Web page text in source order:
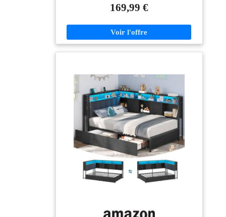
même temps. Merci d'être patient ou de nous contacter
pour la livraison du deuxième colis avant d'assembler
Astucieux】Gardez vos lunettes, portables en charge
et télécommandes accessibles dans 2 étagères ouvertes
sans effort pour un accès facile. 26 cm de dégagement
sous sol offrira 40% plus d'espace que lit traditionnel,
gardera vos valises, boîte de rangement et vêtement
hors saison hors de regard et de la poussière. Ce lit 2
places maximisera l’espace et répondra à vos divers
besoins de rangement, idéal pour les petits chambres et
appartements。 【Ambiance LED RVB & Multiprise
Intégrée】Éliminez le stress de charge et d'éclairage
nocturne, ce lit banquette dispose d'un ruban LED et
d'une multiprise. 3 ports USB et 1 Type-C offrent la
solution de charge idéale pour vos téléphones, iPad,
réveils, etc. Personnalisez la couleur d'éclairage,
luminosité, mode d'éclairage et fonction de minuterie
de musique. Ce lit gigogne 2 places répondant à vos
169,99 €